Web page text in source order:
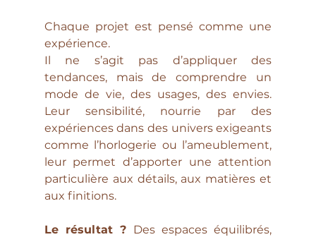
Chaque projet est pensé comme une
expérience.
Il ne s’agit pas d’appliquer des
tendances, mais de comprendre un
mode de vie, des usages, des envies.
Leur sensibilité, nourrie par des
expériences dans des univers exigeants
comme l’horlogerie ou l’ameublement,
leur permet d’apporter une attention
particulière aux détails, aux matières et
aux finitions.
Le résultat ? Des espaces équilibrés,